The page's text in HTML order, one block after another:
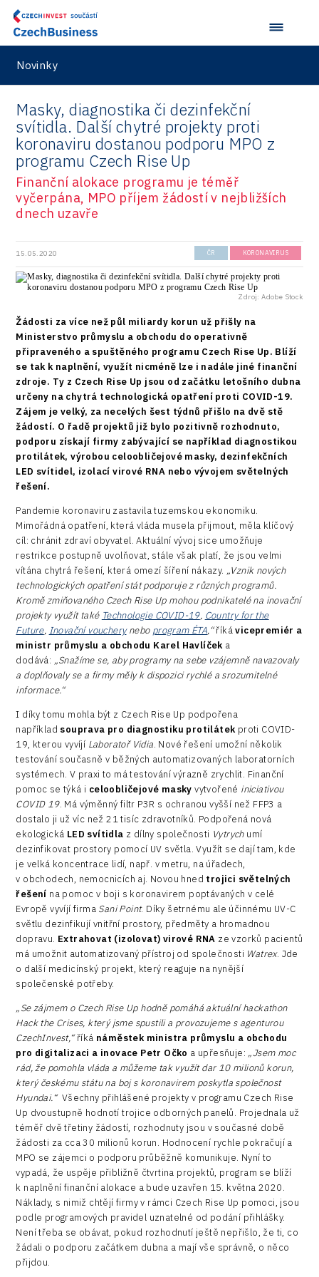
Novinky
Masky, diagnostika či dezinfekční
svítidla. Další chytré projekty proti
koronaviru dostanou podporu MPO z
programu Czech Rise Up
Finanční alokace programu je téměř
vyčerpána, MPO příjem žádostí v nejbližších
dnech uzavře
15.05.2020 ČR KORONAVIRUS
Zdroj: Adobe Stock
Žádosti za více než půl miliardy korun už přišly na
Ministerstvo průmyslu a obchodu do operativně
připraveného a spuštěného programu Czech Rise Up. Blíží
se tak k naplnění, využít nicméně lze i nadále jiné finanční
zdroje. Ty z Czech Rise Up jsou od začátku letošního dubna
určeny na chytrá technologická opatření proti COVID-19.
Zájem je velký, za necelých šest týdnů přišlo na dvě stě
žádostí. O řadě projektů již bylo pozitivně rozhodnuto,
podporu získají firmy zabývající se například diagnostikou
protilátek, výrobou celoobličejové masky, dezinfekčních
LED svítidel, izolací virové RNA nebo vývojem světelných
řešení.
Pandemie koronaviru zastavila tuzemskou ekonomiku.
Mimořádná opatření, která vláda musela přijmout, měla klíčový
cíl: chránit zdraví obyvatel. Aktuální vývoj sice umožňuje
restrikce postupně uvolňovat, stále však platí, že jsou velmi
vítána chytrá řešení, která omezí šíření nákazy. „Vznik nových
technologických opatření stát podporuje z různých programů.
Kromě zmiňovaného Czech Rise Up mohou podnikatelé na inovační
projekty využít také Technologie COVID-19, Country for the
Future, Inovační voucherynebo program ÉTA,“říkávicepremiér a
ministr průmyslu a obchodu Karel Havlíčeka
dodává: „Snažíme se, aby programy na sebe vzájemně navazovaly
a doplňovaly se a firmy měly k dispozici rychlé a srozumitelné
informace.“
I díky tomu mohla být z Czech Rise Up podpořena
například souprava pro diagnostiku protilátekproti COVID-
19, kterou vyvíjí Laboratoř Vidia. Nové řešení umožní několik
testování současně v běžných automatizovaných laboratorních
systémech. V praxi to má testování výrazně zrychlit. Finanční
pomoc se týká i celoobličejové masky vytvořené iniciativou
COVID 19. Má výměnný filtr P3R s ochranou vyšší než FFP3 a
dostalo ji už víc než 21 tisíc zdravotníků. Podpořená nová
ekologická LED svítidla z dílny společnosti Vytrychumí
dezinfikovat prostory pomocí UV světla. Využít se dají tam, kde
je velká koncentrace lidí, např. v metru, na úřadech,
v obchodech, nemocnicích aj. Novou hned trojici světelných
řešení na pomoc v boji s koronavirem poptávaných v celé
Evropě vyvíjí firma Sani Point. Díky šetrnému ale účinnému UV-C
světlu dezinfikují vnitřní prostory, předměty a hromadnou
dopravu. Extrahovat (izolovat) virové RNA ze vzorků pacientů
má umožnit automatizovaný přístroj od společnosti Watrex. Jde
o další medicínský projekt, který reaguje na nynější
společenské potřeby.
„Se zájmem o Czech Rise Up hodně pomáhá aktuální hackathon
Hack the Crises, který jsme spustili a provozujeme s agenturou
CzechInvest,“říká náměstek ministra průmyslu a obchodu
pro digitalizaci a inovace Petr Očko a upřesňuje: „Jsem moc
rád, že pomohla vláda a můžeme tak využít dar 10 milionů korun,
který českému státu na boj s koronavirem poskytla společnost
Hyundai.“ Všechny přihlášené projekty v programu Czech Rise
Up dvoustupně hodnotí trojice odborných panelů. Projednala už
téměř dvě třetiny žádostí, rozhodnuty jsou v současné době
žádosti za cca 30 milionů korun. Hodnocení rychle pokračují a
MPO se zájemci o podporu průběžně komunikuje. Nyní to
vypadá, že uspěje přibližně čtvrtina projektů, program se blíží
k naplnění finanční alokace a bude uzavřen 15. května 2020.
Náklady, s nimiž chtějí firmy v rámci Czech Rise Up pomoci, jsou
podle programových pravidel uznatelné od podání přihlášky.
Není třeba se obávat, pokud rozhodnutí ještě nepřišlo, že ti, co
žádali o podporu začátkem dubna a mají vše správně, o něco
přijdou.